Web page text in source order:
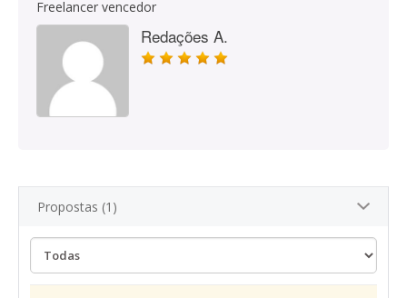
Freelancer vencedor
Redações A.
Propostas (1)